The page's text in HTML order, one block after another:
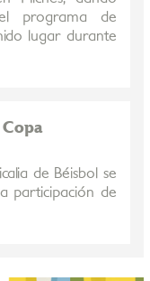
programa de
lugar durante
de Béisbol se
participación de